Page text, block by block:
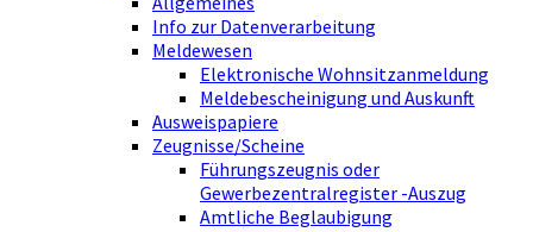
Info zur Datenverarbeitung
Meldewesen
Elektronische Wohnsitzanmeldung
Meldebescheinigung und Auskunft
Ausweispapiere
Zeugnisse/Scheine
Führungszeugnis oder
Gewerbezentralregister -Auszug
Amtliche Beglaubigung